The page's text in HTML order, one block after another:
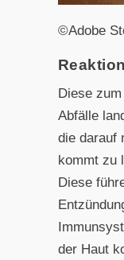
©Adobe
Diese
Abfälle
die darauf
kommt zu
Diese
der Haut